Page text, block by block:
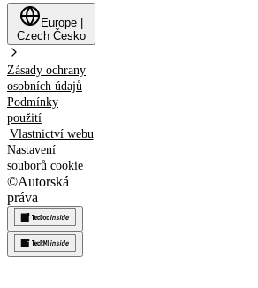
Europe
Czech Česko
Zásady ochrany
osobních údajů
Podmínky
použití
Vlastnictví webu
Nastavení
souborů cookie
©Autorská
práva